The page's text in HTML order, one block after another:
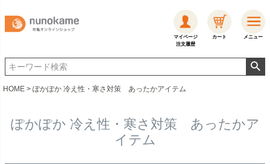
マイページ
注文履歴
カート メニュー
HOME ぽかぽか 冷え性・寒さ対策 あったかアイテム
ぽかぽか 冷え性・寒さ対策 あったかア
イテム